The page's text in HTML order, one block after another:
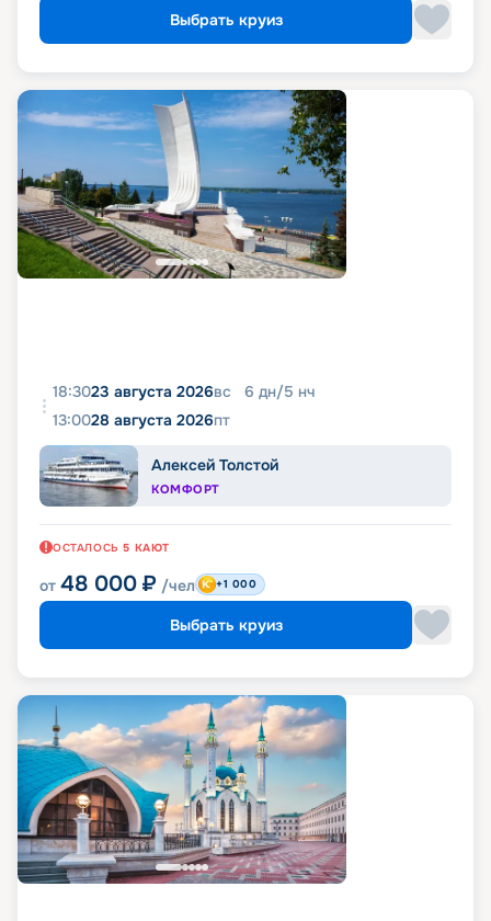
Выбрать круиз
18:3023 августа 2026вс 6 дн/5 нч
13:0028 августа 2026пт
Алексей Толстой
КОМФОРТ
ОСТАЛОСЬ 5 КАЮТ
от 48 000 ₽ /чел +1 000
Выбрать круиз